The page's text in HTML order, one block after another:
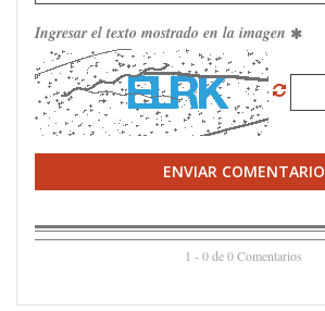
Ingresar el texto mostrado en la imagen
ENVIAR COMENTARIO
1 - 0 de 0 Comentarios